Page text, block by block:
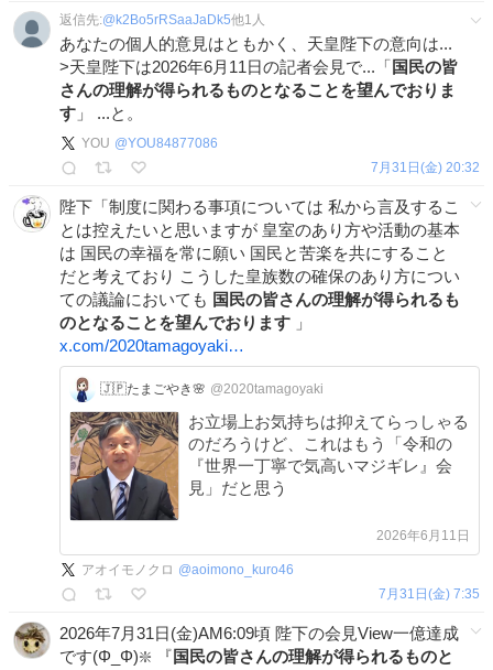
返信先:@ k2Bo5rRSaaJaDk5他1 人
あなたの個人的意見はともかく、天皇陛下の意向は...
>天皇陛下は2026年6月11日の記者会見で...「国民の皆
さんの理解が得られるものとなることを望んでおりま
す 」 ...と。
YOU @YOU84877086
7月31日(金) 20:32
陛下「制度に関わる事項については 私から言及するこ
とは控えたいと思いますが 皇室のあり方や活動の基本
は 国民の幸福を常に願い 国民と苦楽を共にすること
だと考えており こうした皇族数の確保のあり方につい
ての議論においても 国民の皆さんの理解が得られるも
のとなることを望んでおります 」
x.com/2020tamagoyaki…
🇯🇵たまごやき🌸 @2020tamagoyaki
お立場上お気持ちは抑えてらっしゃる
のだろうけど、これはもう「令和の
『世界一丁寧で気高いマジギレ』会
見」だと思う
2026年6月11日
アオイモノクロ @aoimono_kuro46
7月31日(金) 7:35
2026年7月31日(金)AM6:09頃 陛下の会見View一億達成
です(Φ_Φ)❇️ 『国民の皆さんの理解が得られるものと